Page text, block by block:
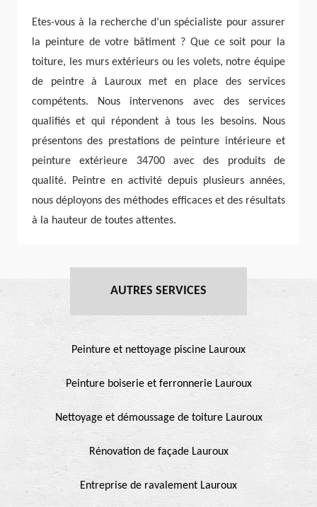
Etes-vous à la recherche d’un spécialiste pour assurer
la peinture de votre bâtiment ? Que ce soit pour la
toiture, les murs extérieurs ou les volets, notre équipe
de peintre à Lauroux met en place des services
compétents. Nous intervenons avec des services
qualifiés et qui répondent à tous les besoins. Nous
présentons des prestations de peinture intérieure et
peinture extérieure 34700 avec des produits de
qualité. Peintre en activité depuis plusieurs années,
nous déployons des méthodes efficaces et des résultats
à la hauteur de toutes attentes.
AUTRES SERVICES
Peinture et nettoyage piscine Lauroux
Peinture boiserie et ferronnerie Lauroux
Nettoyage et démoussage de toiture Lauroux
Rénovation de façade Lauroux
Entreprise de ravalement Lauroux